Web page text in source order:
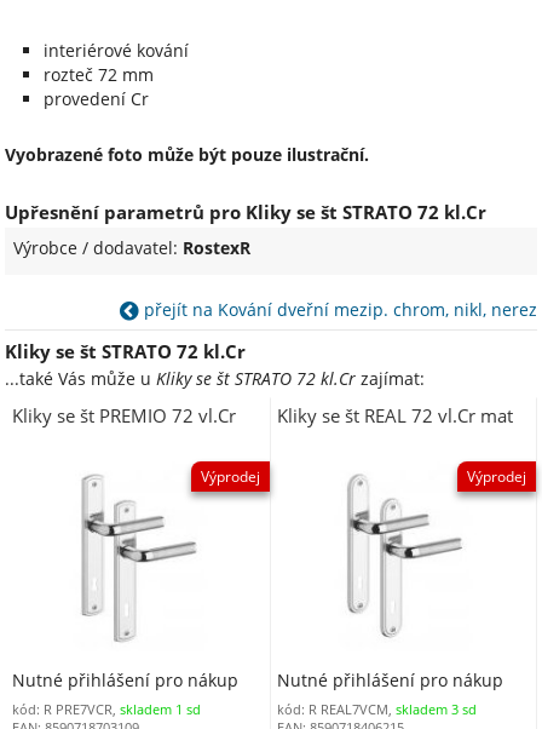
interiérové kování
rozteč 72 mm
provedení Cr
Vyobrazené foto může být pouze ilustrační.
Upřesnění parametrů pro Kliky se št STRATO 72 kl.Cr
Výrobce / dodavatel: RostexR
přejít na Kování dveřní mezip. chrom, nikl, nerez
Kliky se št STRATO 72 kl.Cr
...také Vás může u Kliky se št STRATO 72 kl.Cr zajímat:
Kliky se št PREMIO 72 vl.Cr
Výprodej
Nutné přihlášení pro nákup
kód: R PRE7VCR, skladem 1 sd
Kliky se št REAL 72 vl.Cr mat
Výprodej
Nutné přihlášení pro nákup
kód: R REAL7VCM,skladem 3 sd